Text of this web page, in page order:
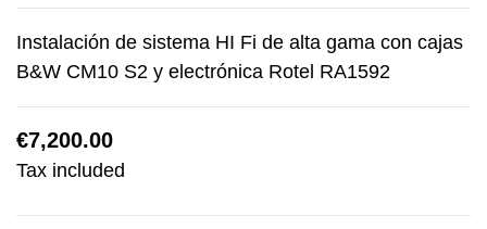
Instalación de sistema HI Fi de alta gama con cajas
B&W CM10 S2 y electrónica Rotel RA1592
€7,200.00
Tax included